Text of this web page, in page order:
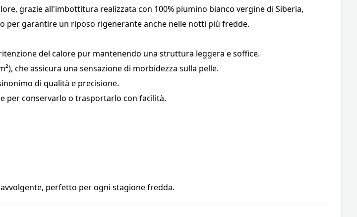
grazie all'imbottitura realizzata con 100% piumino bianco vergine di Siberia,
per garantire un riposo rigenerante anche nelle notti più fredde.
del calore pur mantenendo una struttura leggera e soffice.
che assicura una sensazione di morbidezza sulla pelle.
di qualità e precisione.
per conservarlo o trasportarlo con facilità.
perfetto per ogni stagione fredda.